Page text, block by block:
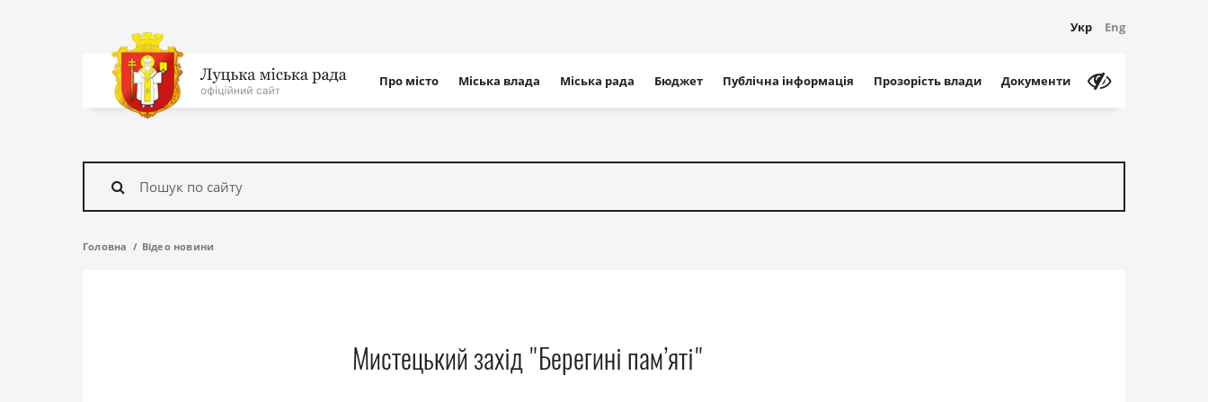
Укр Eng
На
головну
сайту
Про місто Міська влада Міська рада Бюджет Публічна інформація Прозорість влади Документи
Знайти
Головна Відео новини
Мистецький захід "Берегині пам’яті"